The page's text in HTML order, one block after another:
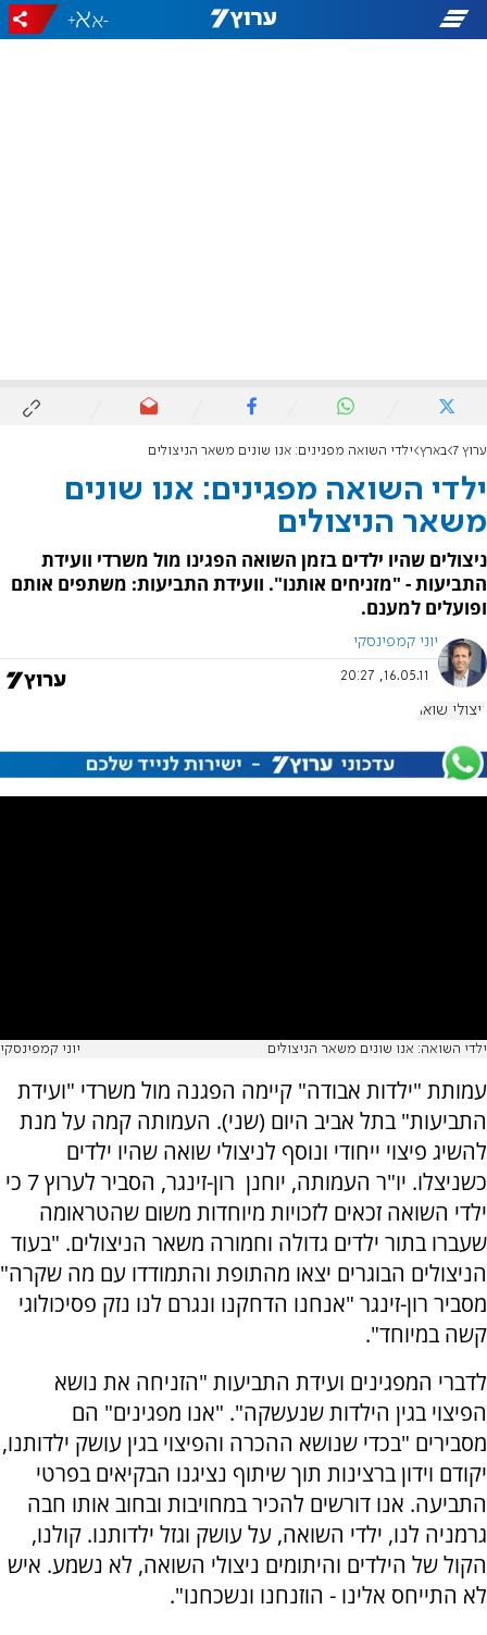
-
+
ערוץ 7 בארץ ילדי השואה מפגינים: אנו שונים משאר הניצולים
ילדי השואה מפגינים: אנו שונים
משאר הניצולים
ניצולים שהיו ילדים בזמן השואה הפגינו מול משרדי וועידת
התביעות - "מזניחים אותנו". וועידת התביעות: משתפים אותם
ופועלים למענם.
יוני קמפינסקי
16.05.11, 20:27
ניצולי שואה
ילדי השואה: אנו שונים משאר הניצולים יוני קמפינסקי
עמותת "ילדות אבודה" קיימה הפגנה מול משרדי "ועידת
התביעות" בתל אביב היום (שני). העמותה קמה על מנת
להשיג פיצוי ייחודי ונוסף לניצולי שואה שהיו ילדים
כשניצלו. יו"ר העמותה, יוחנן רון-זינגר, הסביר לערוץ 7 כי
ילדי השואה זכאים לזכויות מיוחדות משום שהטראומה
שעברו בתור ילדים גדולה וחמורה משאר הניצולים. "בעוד
הניצולים הבוגרים יצאו מהתופת והתמודדו עם מה שקרה"
מסביר רון-זינגר "אנחנו הדחקנו ונגרם לנו נזק פסיכולוגי
קשה במיוחד".
לדברי המפגינים ועידת התביעות "הזניחה את נושא
הפיצוי בגין הילדות שנעשקה". "אנו מפגינים" הם
מסבירים "בכדי שנושא ההכרה והפיצוי בגין עושק ילדותנו,
יקודם וידון ברצינות תוך שיתוף נציגנו הבקיאים בפרטי
התביעה. אנו דורשים להכיר במחויבות ובחוב אותו חבה
גרמניה לנו, ילדי השואה, על עושק וגזל ילדותנו. קולנו,
הקול של הילדים והיתומים ניצולי השואה, לא נשמע. איש
לא התייחס אלינו - הוזנחנו ונשכחנו".